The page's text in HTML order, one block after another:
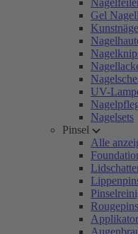
Gel
UV-
Nagelsets
Pinsel
Alle